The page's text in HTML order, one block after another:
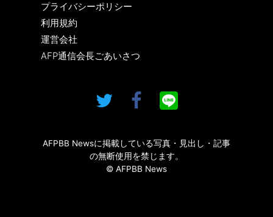
プライバシーポリシー
利用規約
運営会社
AFP通信会長ごあいさつ
AFPBB Newsに掲載している写真・見出し・記事
の無断使用を禁じます。
© AFPBB News